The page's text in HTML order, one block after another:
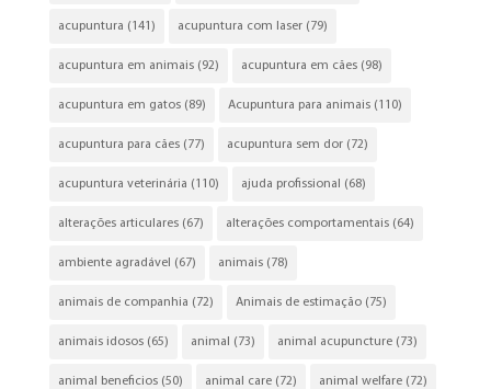
acupuntura (141) acupuntura com laser(79)
acupuntura em animais(92) acupuntura em cães(98)
acupuntura em gatos(89) Acupuntura para animais(110)
acupuntura para cães(77) acupuntura sem dor(72)
acupuntura veterinária (110) ajuda profissional (68)
alterações articulares(67) alterações comportamentais(64)
ambiente agradável (67) animais(78)
animais de companhia (72) Animais de estimação(75)
animais idosos(65) animal (73) animal acupuncture(73)
animal beneficios(50) animal care(72) animal welfare(72)